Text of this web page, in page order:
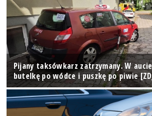
Pijany taksówkarz zatrzymany. W
butelkę po wódce i puszkę po piwie